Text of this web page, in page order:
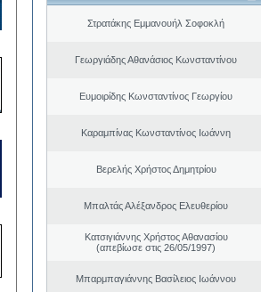
Στρατάκης Εμμανουήλ Σοφοκλή
Γεωργιάδης Αθανάσιος Κωνσταντίνου
Ευμοιρίδης Κωνσταντίνος Γεωργίου
Καραμπίνας Κωνσταντίνος Ιωάννη
Βερελής Χρήστος Δημητρίου
Μπαλτάς Αλέξανδρος Ελευθερίου
Κατσιγιάννης Χρήστος Αθανασίου
(απεβίωσε στις 26/05/1997)
Μπαρμπαγιάννης Βασίλειος Ιωάννου